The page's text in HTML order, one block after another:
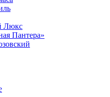
Люкс
Пантера»